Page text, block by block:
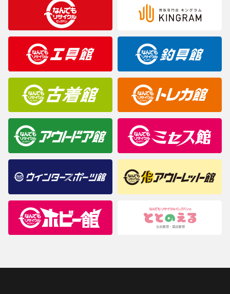
合がございますのでご了承ください。
※表記したカラー名は、当社が判断した名称を掲載しています。
製造元が定めたカラー名と異なることもあります。色調などご不
明なことがありましたらご購入前にお問い合わせください。
商品について